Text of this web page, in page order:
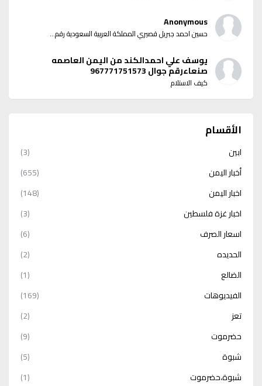
Anonymous
حسين احمد جبريل قصيري المملكة العربية السعودية رقم...
يوسف علي احمدالكند من اليمن العاصمه
صنعاءرقم جوال 967771751573
كيف الاستلام
الأقسام
ابين
(3)
أخبار اليمن
(655)
اخبار اليمن
(148)
اخبار غزة فلسطين
(3)
اسعار الصرف
(6)
الحديده
(2)
الضالع
(1)
الفيديوهات
(169)
تعز
(2)
حضرموت
(9)
شبوة
(5)
شبوة،حضرموت
(1)